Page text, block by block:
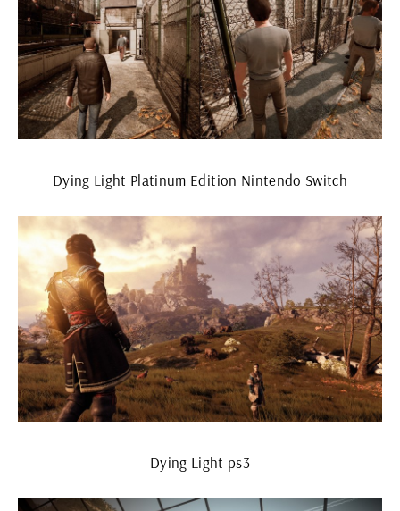
Dying Light Platinum Edition Nintendo Switch
Dying Light ps3